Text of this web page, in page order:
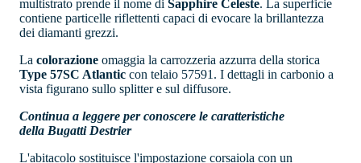
multistrato prende il nome di Sapphire Celeste. La superficie
contiene particelle riflettenti capaci di evocare la brillantezza
dei diamanti grezzi.
La colorazione omaggia la carrozzeria azzurra della storica
Type 57SC Atlantic con telaio 57591. I dettagli in carbonio a
vista figurano sullo splitter e sul diffusore.
Continua a leggere per conoscere le caratteristiche
della Bugatti Destrier
L'abitacolo sostituisce l'impostazione corsaiola con un